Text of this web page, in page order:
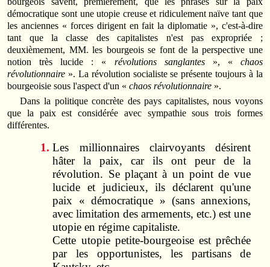
démocratique sont une utopie creuse et ridiculement naïve tant que
les anciennes « forces dirigent en fait la diplomatie », c'est‑à‑dire
tant que la classe des capitalistes n'est pas expropriée ;
deuxièmement, MM. les bourgeois se font de la perspective une
notion très lucide : « révolutions sanglantes», « chaos
révolutionnaire ». La révolution socialiste se présente toujours à la
bourgeoisie sous l'aspect d'un «chaos révolutionnaire ».
Dans la politique concrète des pays capitalistes, nous voyons
que la paix est considérée avec sympathie sous trois formes
différentes.
Les millionnaires clairvoyants désirent
hâter la paix, car ils ont peur de la
révolution. Se plaçant à un point de vue
lucide et judicieux, ils déclarent qu'une
paix « démocratique » (sans annexions,
avec limitation des armements, etc.) est une
utopie en régime capitaliste.
Cette utopie petite‑bourgeoise est prêchée
par les opportunistes, les partisans de